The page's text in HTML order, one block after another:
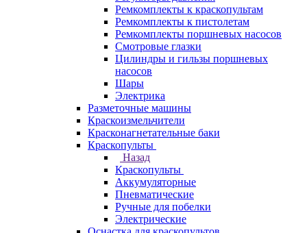
Ремкомплекты к краскопультам
Ремкомплекты к пистолетам
Ремкомплекты поршневых насосов
Смотровые глазки
Цилиндры и гильзы поршневых
насосов
Шары
Электрика
Разметочные машины
Краскоизмельчители
Красконагнетательные баки
Краскопульты
Назад
Краскопульты
Аккумуляторные
Пневматические
Ручные для побелки
Электрические